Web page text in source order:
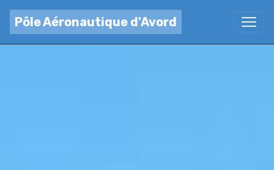
Pôle Aéronautique d'Avord